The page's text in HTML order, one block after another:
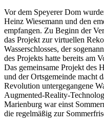
Vor dem Speyerer Dom
Heinz Wiesemann und den
empfangen. Zu Beginn der
das Projekt zur virtuellen
Wasserschlosses, der
des Projekts hatte bereits am
Das gemeinsame Projekt
und der Ortsgemeinde macht
Revolution untergegangene
Augmented-Reality-
Marienburg war einst
die regelmäßig zur